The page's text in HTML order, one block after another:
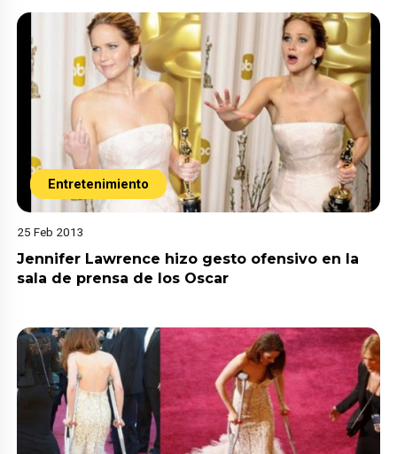
Entretenimiento
25 Feb 2013
Jennifer Lawrence hizo gesto ofensivo en la
sala de prensa de los Oscar